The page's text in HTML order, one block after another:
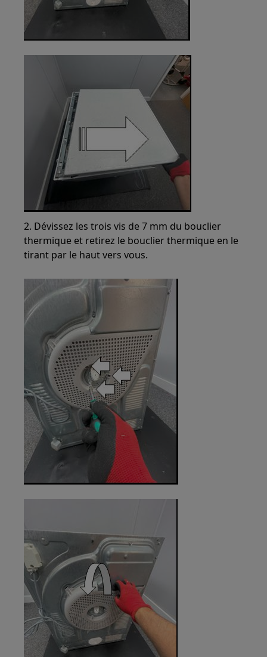
2. Dévissez les trois vis de 7 mm du bouclier
thermique et retirez le bouclier thermique en le
tirant par le haut vers vous.